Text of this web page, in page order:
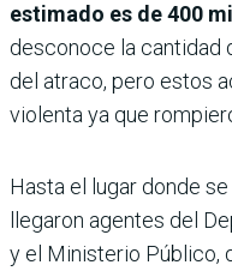
estimado es de 400
desconoce la cantidad
del atraco, pero estos
violenta ya que
Hasta el lugar donde
llegaron agentes del
y el Ministerio Público,